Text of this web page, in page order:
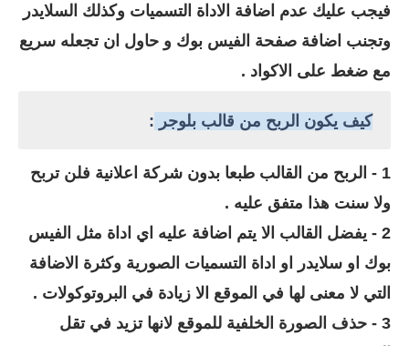
فيجب عليك عدم اضافة الاداة التسميات وكذلك السلايدر
وتجنب اضافة صفحة الفيس بوك و حاول ان تجعله سريع
مع ضغط على الاكواد .
كيف يكون الربح من قالب بلوجر :
1 - الربح من القالب طبعا بدون شركة اعلانية فلن تربح
ولا سنت هذا متفق عليه .
2 - يفضل القالب الا يتم اضافة عليه اي اداة مثل الفيس
بوك او سلايدر او اداة التسميات الصورية وكثرة الاضافة
التي لا معنى لها في الموقع الا زيادة في البروتوكولات .
3 - حذف الصورة الخلفية للموقع لانها تزيد في تقل